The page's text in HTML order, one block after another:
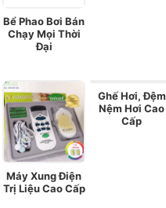
Bể Phao Bơi Bán
Chạy Mọi Thời
Đại
Máy Xung Điện
Trị Liệu Cao Cấp
Ghế Hơi, Đệm
Nệm Hơi Cao
Cấp